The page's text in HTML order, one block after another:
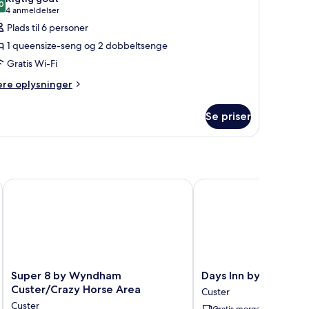
ud af 10
4 anmeldelser
(4
anmeldelser)
Plads til 6 personer
1 queensize-seng og 2 dobbeltsenge
Gratis Wi-Fi
oplysninger
Se priser
Super
8
Super 8 by Wyndham
Custer/Crazy Horse Area
Custer
Super 8 by Wyndham Custer/Crazy Horse Area
Days
Inn
by
Days Inn by
Custer
Days Inn by Wyndham